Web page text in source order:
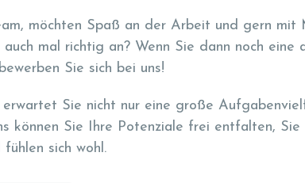
möchten Spaß an der Arbeit und gern mit
mal richtig an? Wenn Sie dann noch eine
Sie sich bei uns!
Sie nicht nur eine große
können Sie Ihre Potenziale frei entfalten, Sie
sich wohl.